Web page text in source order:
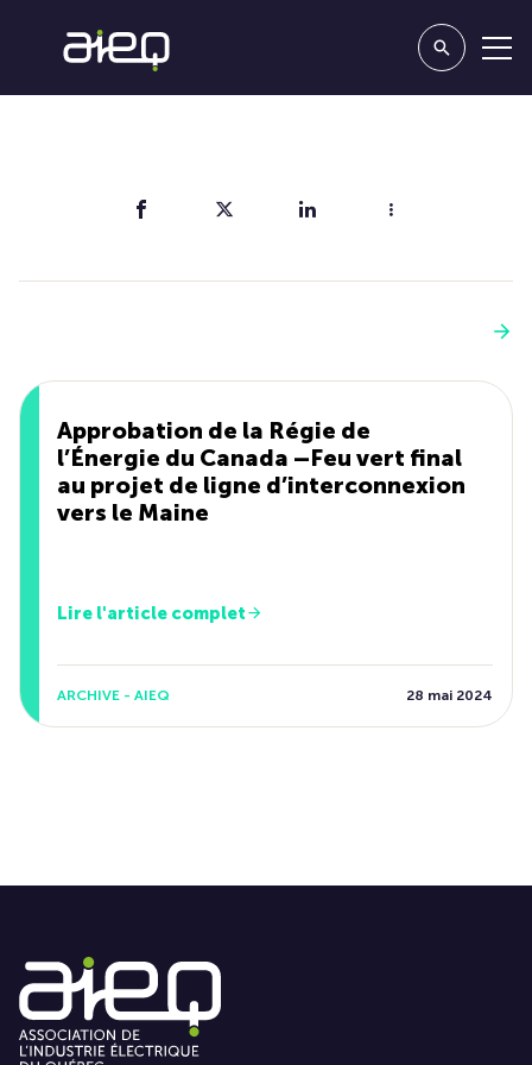
Approbation de la Régie de
l’Énergie du Canada –Feu vert final
au projet de ligne d’interconnexion
vers le Maine
Lire l'article complet
ARCHIVE - AIEQ 28 mai 2024